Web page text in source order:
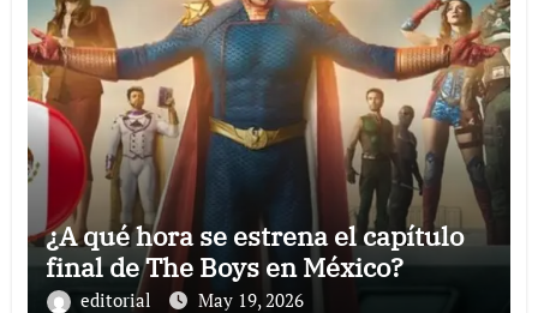
¿A qué hora se estrena el capítulo
final de The Boys en México?
editorial May 19, 2026